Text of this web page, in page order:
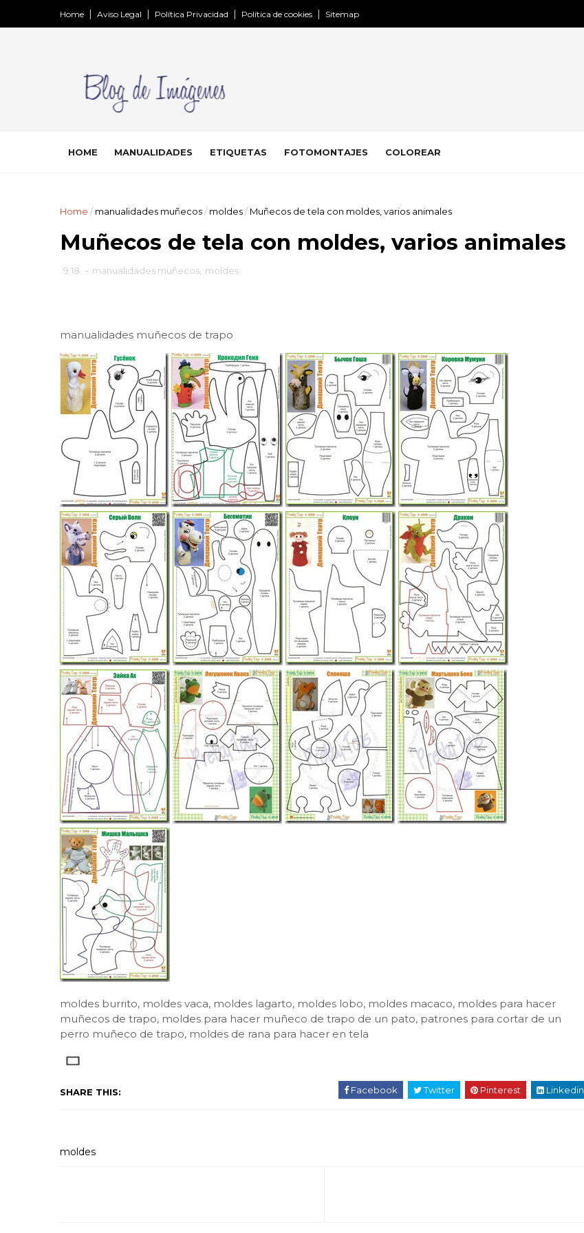
Home Aviso Legal Política Privacidad Política de cookies Sitemap
HOME MANUALIDADES ETIQUETAS FOTOMONTAJES COLOREAR
Home / manualidades muñecos/ moldes/ Muñecos de tela con moldes, varios animales
Muñecos de tela con moldes, varios animales
9:18 - manualidades muñecos moldes
manualidades muñecos de trapo
moldes burrito, moldes vaca, moldes lagarto, moldes lobo, moldes macaco, moldes para hacer
muñecos de trapo, moldes para hacer muñeco de trapo de un pato, patrones para cortar de un
perro muñeco de trapo, moldes de rana para hacer en tela
SHARE THIS: Facebook Twitter Pinterest Linkedin
moldes